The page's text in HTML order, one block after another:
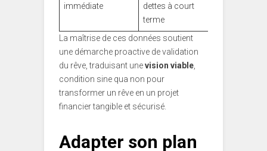
immédiate
dettes à court
terme
La maîtrise de ces données soutient
une démarche proactive de validation
du rêve, traduisant unevision viable,
condition sine qua non pour
transformer un rêve en un projet
financier tangible et sécurisé.
Adapter son plan